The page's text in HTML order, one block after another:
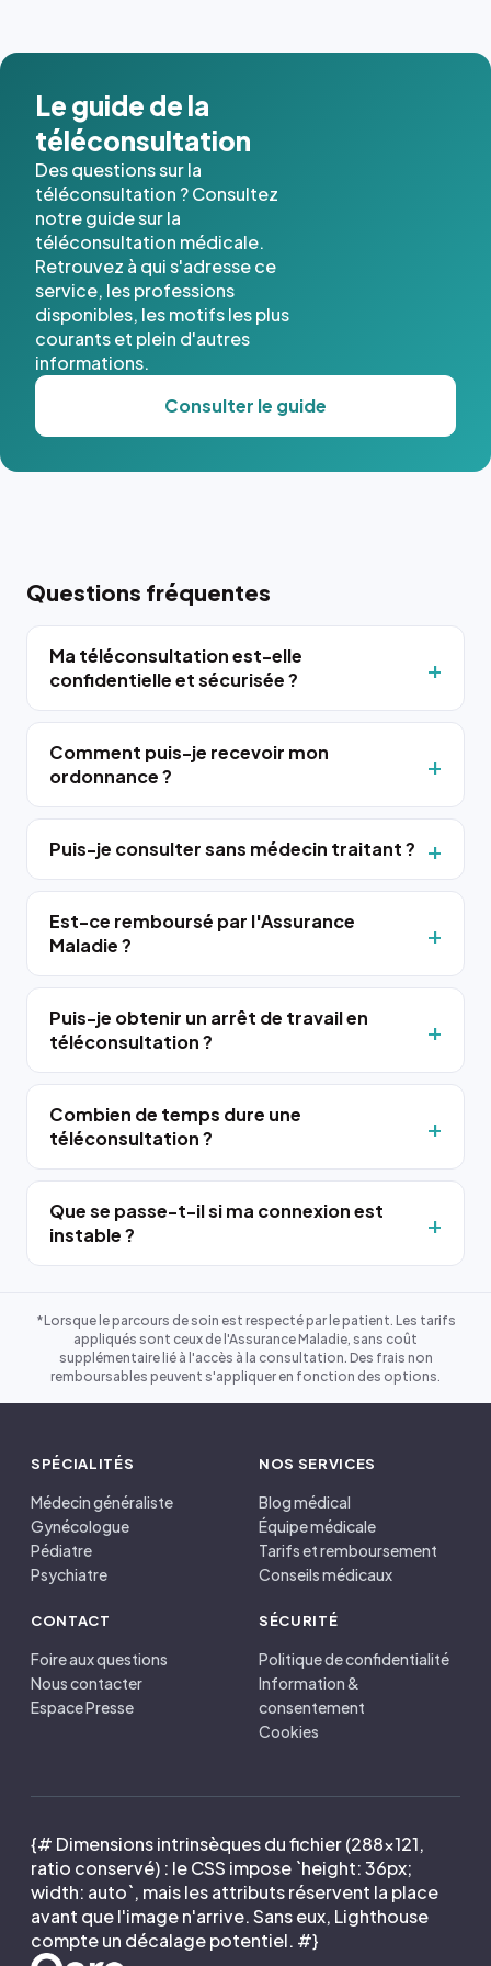
Le guide de la
téléconsultation
Des questions sur la
téléconsultation ? Consultez
notre guide sur la
téléconsultation médicale.
Retrouvez à qui s'adresse ce
service, les professions
disponibles, les motifs les plus
courants et plein d'autres
informations.
Consulter le guide
Questions fréquentes
Ma téléconsultation est-elle
confidentielle et sécurisée ?
Comment puis-je recevoir mon
ordonnance ?
Puis-je consulter sans médecin traitant ?
Est-ce remboursé par l'Assurance
Maladie ?
Puis-je obtenir un arrêt de travail en
téléconsultation ?
Combien de temps dure une
téléconsultation ?
Que se passe-t-il si ma connexion est
instable ?
*Lorsque le parcours de soin est respecté par le patient. Les tarifs
appliqués sont ceux de l'Assurance Maladie, sans coût
supplémentaire lié à l'accès à la consultation. Des frais non
remboursables peuvent s'appliquer en fonction des options.
SPÉCIALITÉS
Médecin généraliste
Gynécologue
Pédiatre
Psychiatre
NOS SERVICES
Blog médical
Équipe médicale
Tarifs et remboursement
Conseils médicaux
CONTACT
Foire aux questions
Nous contacter
Espace Presse
SÉCURITÉ
Politique de confidentialité
Information &
consentement
Cookies
{# Dimensions intrinsèques du fichier (288×121,
ratio conservé) : le CSS impose `height: 36px;
width: auto`, mais les attributs réservent la place
avant que l'image n'arrive. Sans eux, Lighthouse
compte un décalage potentiel. #}